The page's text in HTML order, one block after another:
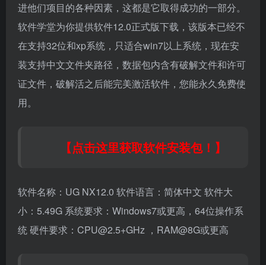
进他们项目的各种因素，这都是它取得成功的一部分。
软件学堂为你提供软件12.0正式版下载， 该版本已经不
在支持32位和xp系统，只适合win7以上系统 ，现在安
装支持中文文件夹路径，数据包内含有破解文件和许可
证文件，破解活之后能完美激活软件，您能永久免费使
用。
【点击这里获取软件安装包！】
软件名称：UG NX12.0 软件语言：简体中文 软件大
小：5.49G 系统要求：Windows7或更高，64位操作系
统 硬件要求：CPU@2.5+GHz ，RAM@8G或更高